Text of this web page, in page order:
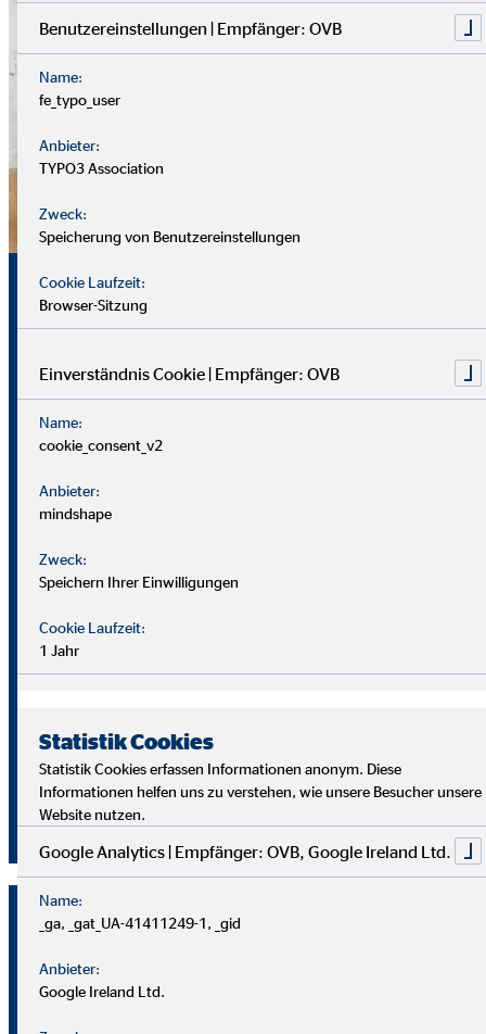
Sicherheit, Chancen und
echte Perspektiven
Für uns zählt nicht dein Lebenslauf, sondern wer du bist und
was du erreichen möchtest. Wichtiger sind deine
zwischenmenschlichen und persönlichen Stärken.
Du solltest offen, kontaktfreudig und freundlich auftreten
Kund*innen hineinzuversetzen.
Als Berater in brauchst du zudem eine gute Struktur, den
Überblick im Arbeitsalltag sowie analytische Fähigkeiten,
um die Ziele deiner Kundinnen richtig zu verstehen und
Starte auch du als OVB Finanzberater*in durch!
Jetzt klicken und bewerben!
Benutzereinstellungen | Empfänger: OVB
Name:
fe_typo_user
Anbieter:
TYPO3 Association
Zweck:
Speicherung von Benutzereinstellungen
Cookie Laufzeit:
Browser-Sitzung
Einverständnis Cookie | Empfänger: OVB
Name:
cookie_consent_v2
Anbieter:
mindshape
Zweck:
Speichern Ihrer Einwilligungen
Cookie Laufzeit:
1 Jahr
Statistik Cookies
Statistik Cookies erfassen Informationen anonym. Diese
Informationen helfen uns zu verstehen, wie unsere Besucher unsere
Website nutzen.
Google Analytics | Empfänger: OVB, Google Ireland Ltd.
Name:
_ga, _gat_UA-41411249-1, _gid
Anbieter:
Google Ireland Ltd.